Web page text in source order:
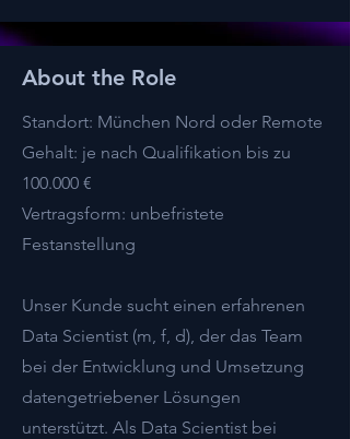
About the Role
Standort: München Nord oder Remote
Gehalt: je nach Qualifikation bis zu
100.000 €
Vertragsform: unbefristete
Festanstellung
Unser Kunde sucht einen erfahrenen
Data Scientist (m, f, d), der das Team
bei der Entwicklung und Umsetzung
datengetriebener Lösungen
unterstützt. Als Data Scientist bei